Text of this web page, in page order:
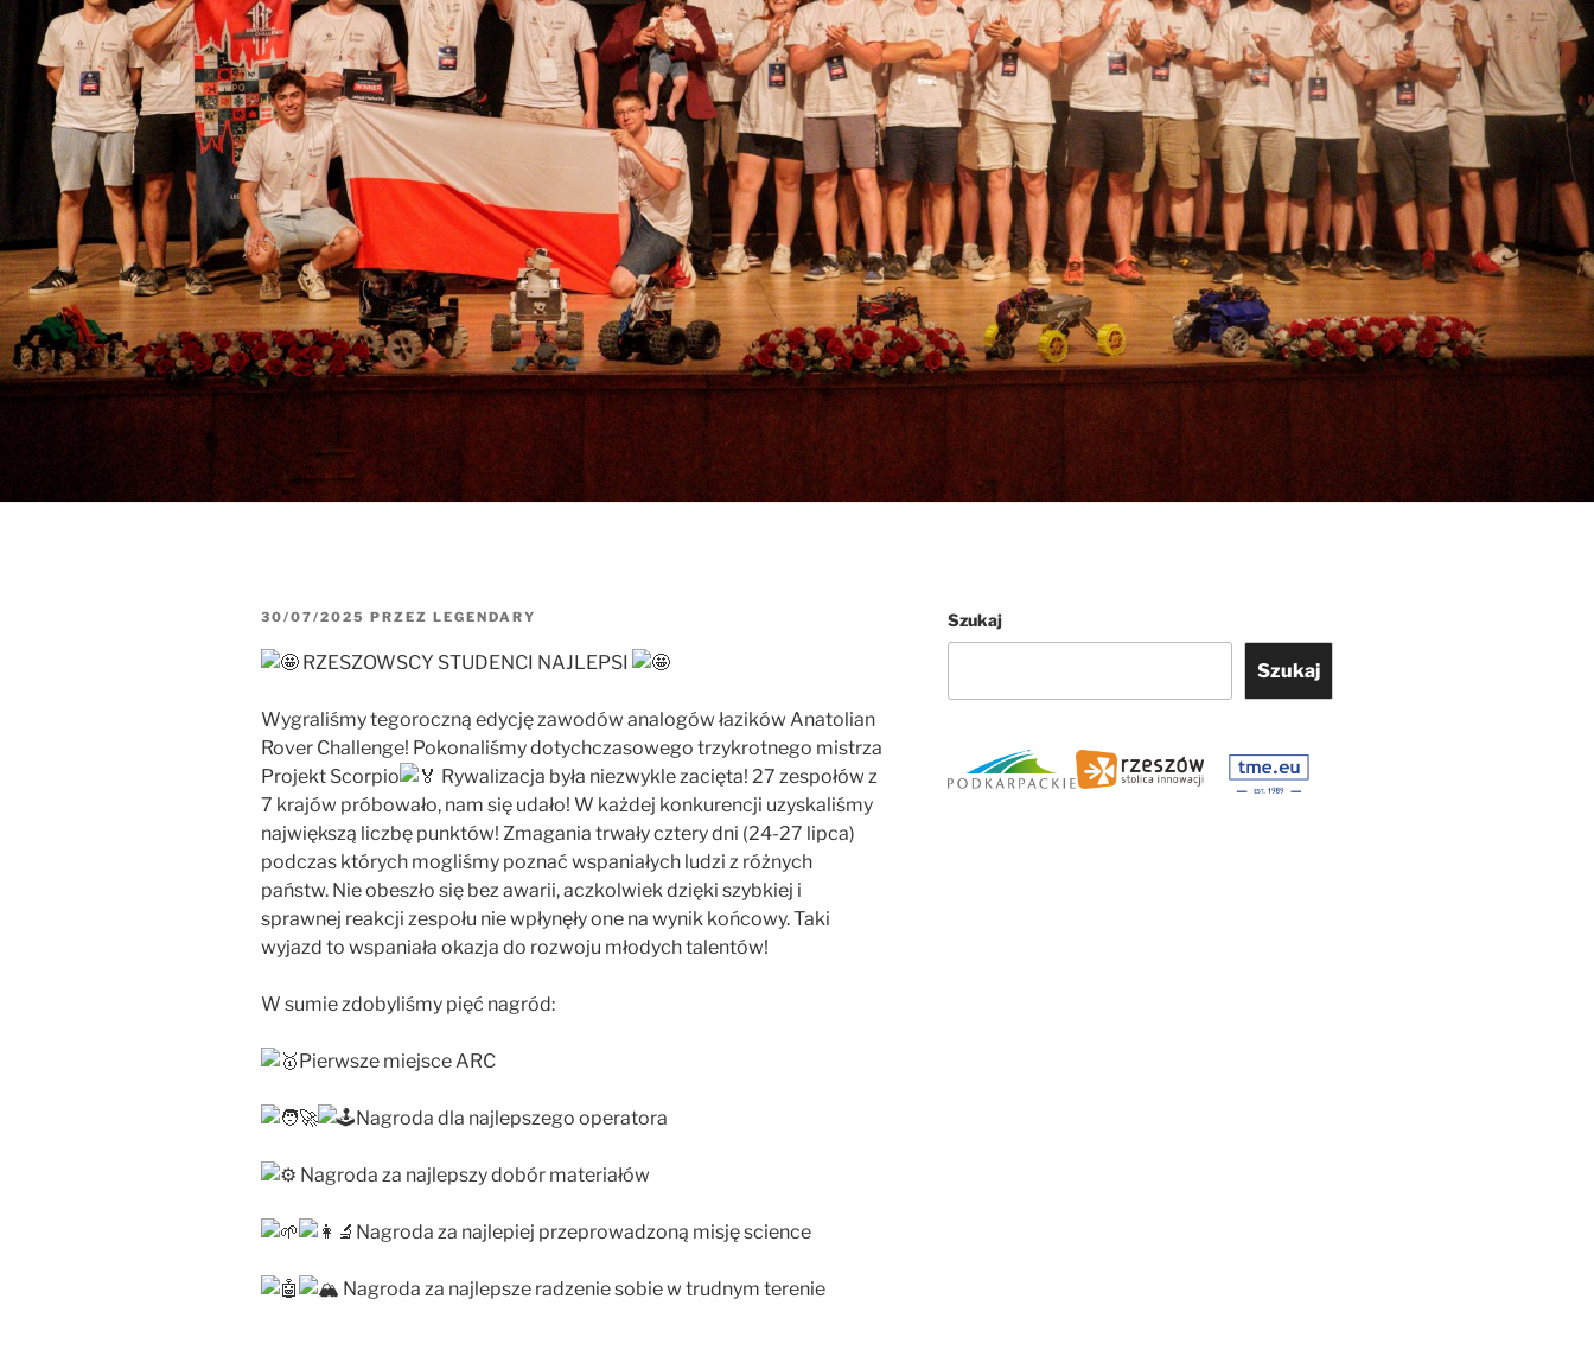
OPUBLIKOWANE
30/07/2025 PRZEZ LEGENDARY
RZESZOWSCY STUDENCI NAJLEPSI
Wygraliśmy tegoroczną edycję zawodów analogów łazików Anatolian
Rover Challenge! Pokonaliśmy dotychczasowego trzykrotnego mistrza
Projekt Scorpio
Rywalizacja była niezwykle zacięta! 27 zespołów z
7 krajów próbowało, nam się udało! W każdej konkurencji uzyskaliśmy
największą liczbę punktów! Zmagania trwały cztery dni (24-27 lipca)
podczas których mogliśmy poznać wspaniałych ludzi z różnych
państw. Nie obeszło się bez awarii, aczkolwiek dzięki szybkiej i
sprawnej reakcji zespołu nie wpłynęły one na wynik końcowy. Taki
wyjazd to wspaniała okazja do rozwoju młodych talentów!
W sumie zdobyliśmy pięć nagród:
Pierwsze miejsce ARC
Nagroda dla najlepszego operatora
Nagroda za najlepszy dobór materiałów
Nagroda za najlepiej przeprowadzoną misję science
Nagroda za najlepsze radzenie sobie w trudnym terenie
Szukaj
Szukaj